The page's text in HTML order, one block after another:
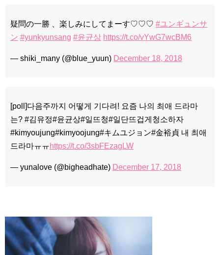
疑問の一勝 、楽しみにしてまーす♡♡♡ #ユンギュンサ
ン #yunkyunsang #윤균상 https://t.co/vYwG7wcBM6
— shiki_many (@blue_yuun) December 18, 2018
[poll]다음주까지 어떻게 기다려! 요즘 나의 최애 드라마
는? #김유정#윤균상#일뜨청#일단뜨겁게청소하자
#kimyoujung#kimyoojung#キムユジョン#金裕貞 내 최애
드라마ㅠㅠhttps://t.co/3sbFEzagLW
— yunalove (@bigheadhate) December 17, 2018